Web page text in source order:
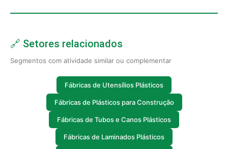
🔗 Setores relacionados
Segmentos com atividade similar ou complementar
Fábricas de Utensílios Plásticos
Fábricas de Plásticos para Construção
Fábricas de Tubos e Canos Plásticos
Fábricas de Laminados Plásticos